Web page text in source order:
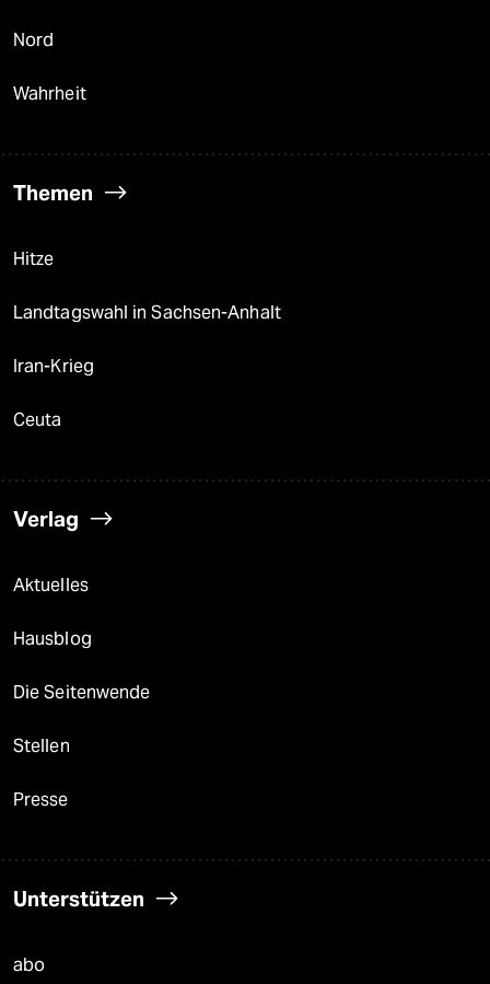
Nord
Wahrheit
Themen
Hitze
Landtagswahl in Sachsen-Anhalt
Iran-Krieg
Ceuta
Verlag
Aktuelles
Hausblog
Die Seitenwende
Stellen
Presse
Unterstützen
abo